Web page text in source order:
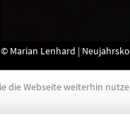
© Marian Lenhard |
die Webseite weiterhin